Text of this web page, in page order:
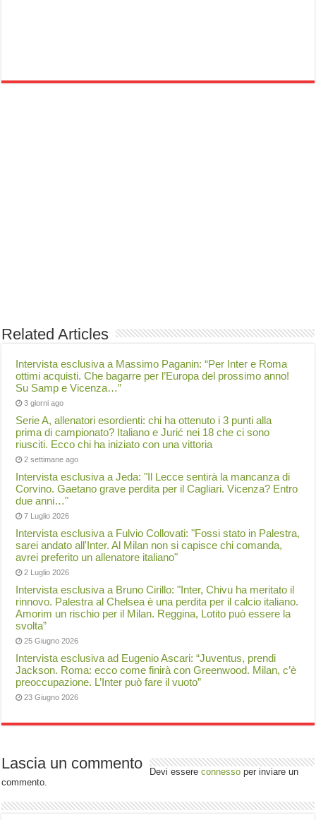
Related Articles
Intervista esclusiva a Massimo Paganin: “Per Inter e Roma
ottimi acquisti. Che bagarre per l’Europa del prossimo anno!
Su Samp e Vicenza…”
3 giorni ago
Serie A, allenatori esordienti: chi ha ottenuto i 3 punti alla
prima di campionato? Italiano e Jurić nei 18 che ci sono
riusciti. Ecco chi ha iniziato con una vittoria
2 settimane ago
Intervista esclusiva a Jeda: "Il Lecce sentirà la mancanza di
Corvino. Gaetano grave perdita per il Cagliari. Vicenza? Entro
due anni…"
7 Luglio 2026
Intervista esclusiva a Fulvio Collovati: "Fossi stato in Palestra,
sarei andato all'Inter. Al Milan non si capisce chi comanda,
avrei preferito un allenatore italiano"
2 Luglio 2026
Intervista esclusiva a Bruno Cirillo: "Inter, Chivu ha meritato il
rinnovo. Palestra al Chelsea è una perdita per il calcio italiano.
Amorim un rischio per il Milan. Reggina, Lotito può essere la
svolta”
25 Giugno 2026
Intervista esclusiva ad Eugenio Ascari: “Juventus, prendi
Jackson. Roma: ecco come finirà con Greenwood. Milan, c’è
preoccupazione. L’Inter può fare il vuoto”
23 Giugno 2026
Lascia un commento Devi essereconnesso per inviare un
commento.